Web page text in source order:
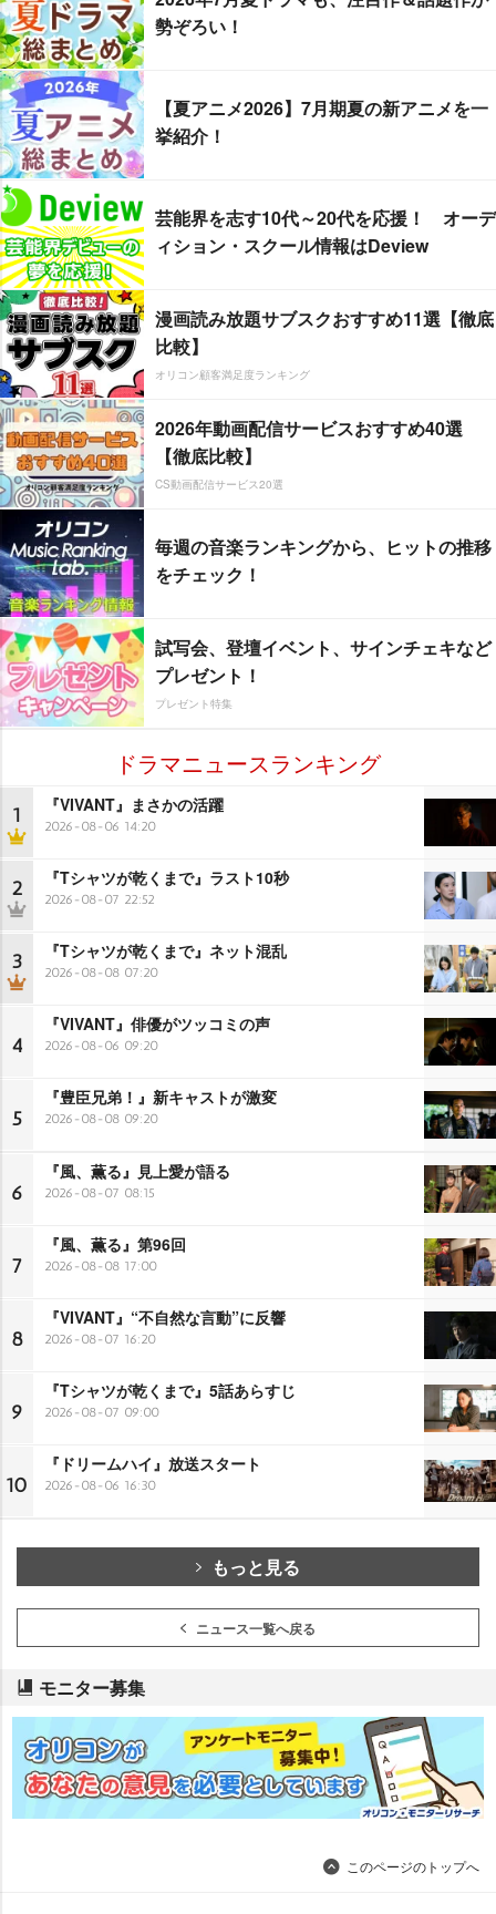
勢ぞろい！
【夏アニメ2026】7月期夏の新アニメを一
挙紹介！
芸能界を志す10代～20代を応援！ オーデ
ィション・スクール情報はDeview
漫画読み放題サブスクおすすめ11選【徹底
比較】
オリコン顧客満足度ランキング
2026年動画配信サービスおすすめ40選
【徹底比較】
CS動画配信サービス20選
毎週の音楽ランキングから、ヒットの推移
をチェック！
試写会、登壇イベント、サインチェキなど
プレゼント！
プレゼント特集
ドラマニュースランキング
1 『VIVANT』まさかの活躍
2026-08-06 14:20
2 『Tシャツが乾くまで』ラスト10秒
2026-08-07 22:52
3 『Tシャツが乾くまで』ネット混乱
2026-08-08 07:20
4
『VIVANT』俳優がツッコミの声
2026-08-06 09:20
5
『豊臣兄弟！』新キャストが激変
2026-08-08 09:20
6
『風、薫る』見上愛が語る
2026-08-07 08:15
7
『風、薫る』第96回
2026-08-08 17:00
8
『VIVANT』“不自然な言動”に反響
2026-08-07 16:20
9
『Tシャツが乾くまで』5話あらすじ
2026-08-07 09:00
10
『ドリームハイ』放送スタート
2026-08-06 16:30
もっと見る
ニュース一覧へ戻る
モニター募集
このページのトップへ